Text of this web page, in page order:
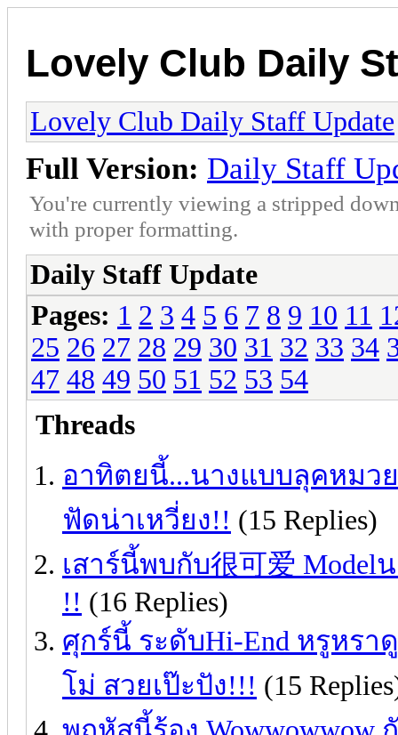
Lovely Club Daily
Lovely Club Daily Staff Update
Full Version: Daily Staff
You're currently viewing a stripped
with proper formatting.
Daily Staff Update
Pages: 1 2 3 4 5 6 7 8 9 10 11
25 26 27 28 29 30 31 32 33 34
47 48 49 50 51 52 53 54
Threads
อาทิตยนี้...นางแบบลุคหมว
ฟัดน่าเหวี่ยง!! (15 Replies)
เสาร์นี้พบกับ很可爱 Model
!! (16 Replies)
ศุกร์นี้ ระดับHi-End หรูหร
โม่ สวยเป๊ะปัง!!! (15